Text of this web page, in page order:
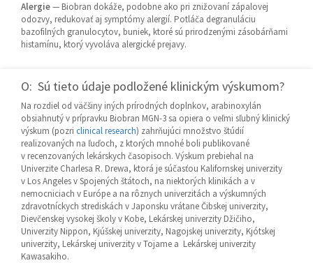
Alergie— Biobran dokáže, podobne ako pri znižovaní zápalovej
odozvy, redukovať aj symptómy alergií. Potláča degranuláciu
bazofilných granulocytov, buniek, ktoré sú prirodzenými zásobárňami
histamínu, ktorý vyvoláva alergické prejavy.
O: Sú tieto údaje podložené klinickým výskumom?
Na rozdiel od väčšiny iných prírodných doplnkov, arabinoxylán
obsiahnutý v prípravku Biobran MGN-3 sa opiera o veľmi sľubný klinický
výskum (pozri clinical research) zahrňujúci množstvo štúdií
realizovaných na ľuďoch, z ktorých mnohé boli publikované
v recenzovaných lekárskych časopisoch. Výskum prebiehal na
Univerzite Charlesa R. Drewa, ktorá je súčasťou Kalifornskej univerzity
v Los Angeles v Spojených štátoch, na niektorých klinikách a v
nemocniciach v Európe a na rôznych univerzitách a výskumných
zdravotníckych strediskách v Japonsku vrátane Čibskej univerzity,
Dievčenskej vysokej školy v Kobe, Lekárskej univerzity Džičiho,
Univerzity Nippon, Kjúšskej univerzity, Nagojskej univerzity, Kjótskej
univerzity, Lekárskej univerzity v Tojame a Lekárskej univerzity
Kawasakiho.